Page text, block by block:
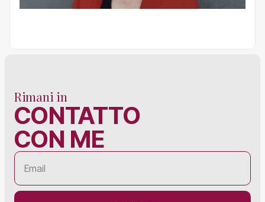
Rimani in
CONTATTO
CON ME